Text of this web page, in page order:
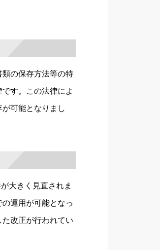
の保存方法等の特
す。この法律によ
可能となりまし
大きく見直されま
運用が可能となっ
改正が行われてい